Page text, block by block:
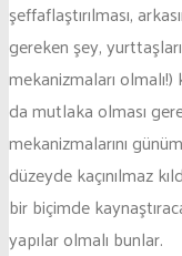
şeffaflaştırılması,
gereken şey,
mekanizmaları
da mutlaka olması
mekanizmalarını
düzeyde kaçınılmaz
bir biçimde
yapılar olmalı bunlar.